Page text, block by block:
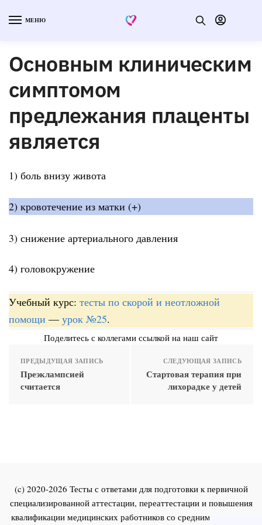
МЕНЮ
Основным клиническим
симптомом
предлежания плаценты
является
1) боль внизу живота
2) кровотечение из матки (+)
3) снижение артериального давления
4) головокружение
Учебный курс: тесты по скорой и неотложной
помощи — урок №25.
Поделитесь с коллегами ссылкой на наш сайт
ПРЕДЫДУЩАЯ ЗАПИСЬ
Преэклампсией
считается
СЛЕДУЮЩАЯ ЗАПИСЬ
Стартовая терапия при
лихорадке у детей
(c) 2020-2026 Тесты с ответами для подготовки к первичной
специализированной аттестации, переаттестации и повышения
квалификации медицинских работников со средним и высшим